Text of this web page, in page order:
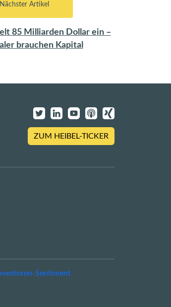
Nächster Artikel
85 Milliarden Dollar ein –
brauchen Kapital
ZUM HEIBEL-TICKER
Sentiment